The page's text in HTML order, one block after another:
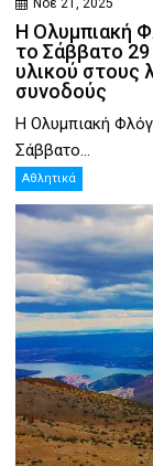
Νοέ 21, 2025
Η Ολυμπιακή
το Σάββατο
υλικού στους
συνοδούς
Η Ολυμπιακή
Σάββατο...
Αθλητικά